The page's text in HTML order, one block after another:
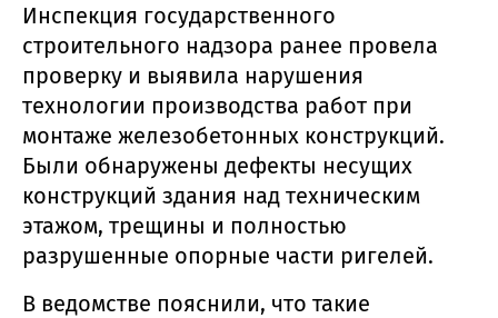
Инспекция государственного
строительного надзора ранее провела
проверку и выявила нарушения
технологии производства работ при
монтаже железобетонных конструкций.
Были обнаружены дефекты несущих
конструкций здания над техническим
этажом, трещины и полностью
разрушенные опорные части ригелей.
В ведомстве пояснили, что такие